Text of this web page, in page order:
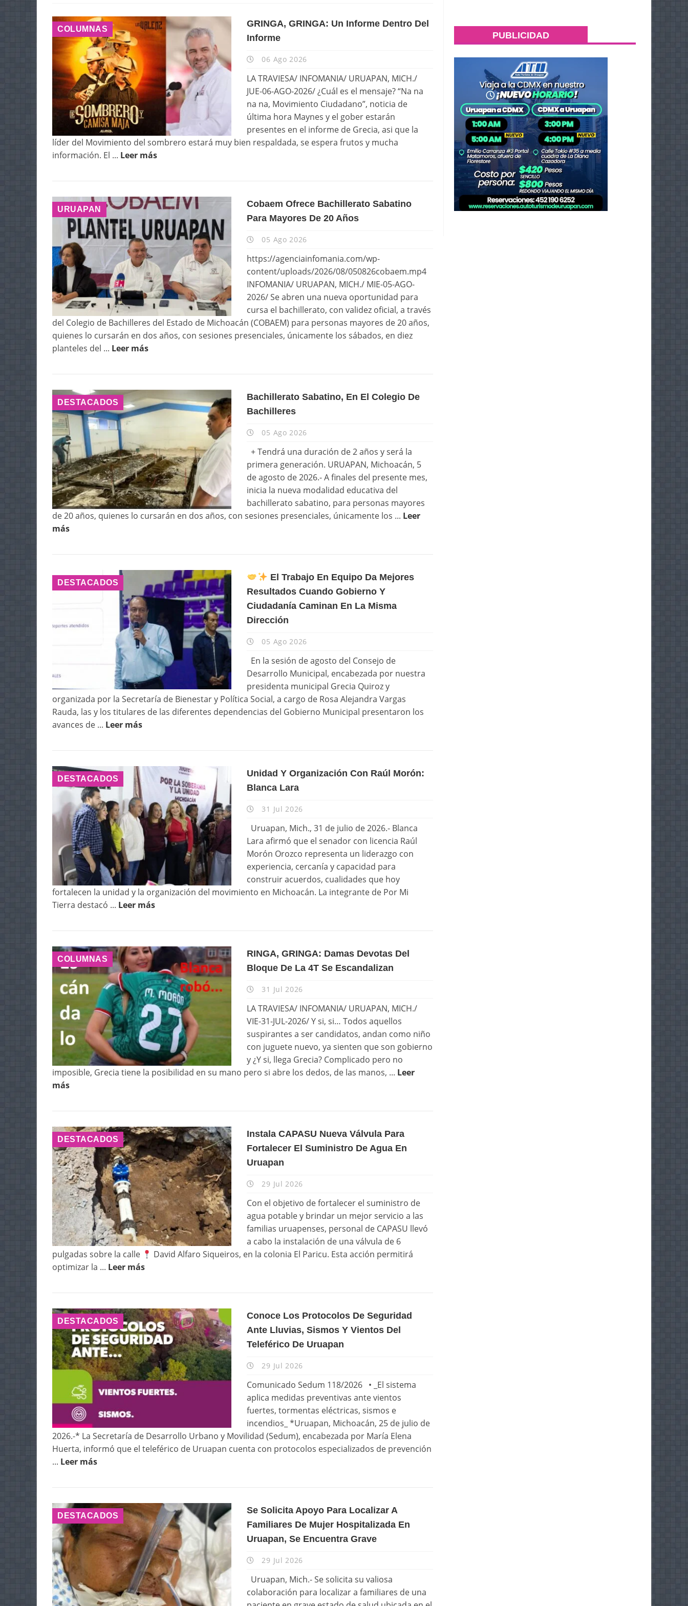
COLUMNAS
GRINGA, GRINGA: Un Informe Dentro Del
Informe
06 Ago 2026
LA TRAVIESA/ INFOMANIA/ URUAPAN, MICH./
JUE-06-AGO-2026/ ¿Cuál es el mensaje? “Na na
na na, Movimiento Ciudadano”, noticia de
última hora Maynes y el gober estarán
presentes en el informe de Grecia, asi que la
líder del Movimiento del sombrero estará muy bien respaldada, se espera frutos y mucha
información. El ... Leer más
URUAPAN
Cobaem Ofrece Bachillerato Sabatino
Para Mayores De 20 Años
05 Ago 2026
https://agenciainfomania.com/wp-
content/uploads/2026/08/050826cobaem.mp4
INFOMANIA/ URUAPAN, MICH./ MIE-05-AGO-
2026/ Se abren una nueva oportunidad para
cursa el bachillerato, con validez oficial, a través
del Colegio de Bachilleres del Estado de Michoacán (COBAEM) para personas mayores de 20 años,
quienes lo cursarán en dos años, con sesiones presenciales, únicamente los sábados, en diez
planteles del ... Leer más
DESTACADOS
Bachillerato Sabatino, En El Colegio De
Bachilleres
05 Ago 2026
+ Tendrá una duración de 2 años y será la
primera generación. URUAPAN, Michoacán, 5
de agosto de 2026.- A finales del presente mes,
inicia la nueva modalidad educativa del
bachillerato sabatino, para personas mayores
de 20 años, quienes lo cursarán en dos años, con sesiones presenciales, únicamente los ... Leer
más
DESTACADOS
El Trabajo En Equipo Da Mejores
Resultados Cuando Gobierno Y
Ciudadanía Caminan En La Misma
Dirección
05 Ago 2026
En la sesión de agosto del Consejo de
Desarrollo Municipal, encabezada por nuestra
presidenta municipal Grecia Quiroz y
organizada por la Secretaría de Bienestar y Política Social, a cargo de Rosa Alejandra Vargas
Rauda, las y los titulares de las diferentes dependencias del Gobierno Municipal presentaron los
avances de ... Leer más
DESTACADOS
Unidad Y Organización Con Raúl Morón:
Blanca Lara
31 Jul 2026
Uruapan, Mich., 31 de julio de 2026.- Blanca
Lara afirmó que el senador con licencia Raúl
Morón Orozco representa un liderazgo con
experiencia, cercanía y capacidad para
construir acuerdos, cualidades que hoy
fortalecen la unidad y la organización del movimiento en Michoacán. La integrante de Por Mi
Tierra destacó ... Leer más
COLUMNAS
RINGA, GRINGA: Damas Devotas Del
Bloque De La 4T Se Escandalizan
31 Jul 2026
LA TRAVIESA/ INFOMANIA/ URUAPAN, MICH./
VIE-31-JUL-2026/ Y si, si… Todos aquellos
suspirantes a ser candidatos, andan como niño
con juguete nuevo, ya sienten que son gobierno
y ¿Y si, llega Grecia? Complicado pero no
imposible, Grecia tiene la posibilidad en su mano pero si abre los dedos, de las manos, ... Leer
más
DESTACADOS
Instala CAPASU Nueva Válvula Para
Fortalecer El Suministro De Agua En
Uruapan
29 Jul 2026
Con el objetivo de fortalecer el suministro de
agua potable y brindar un mejor servicio a las
familias uruapenses, personal de CAPASU llevó
a cabo la instalación de una válvula de 6
pulgadas sobre la calle
David Alfaro Siqueiros, en la colonia El Paricu. Esta acción permitirá
optimizar la ... Leer más
DESTACADOS
Conoce Los Protocolos De Seguridad
Ante Lluvias, Sismos Y Vientos Del
Teleférico De Uruapan
29 Jul 2026
Comunicado Sedum 118/2026 • _El sistema
aplica medidas preventivas ante vientos
fuertes, tormentas eléctricas, sismos e
incendios_ *Uruapan, Michoacán, 25 de julio de
2026.-* La Secretaría de Desarrollo Urbano y Movilidad (Sedum), encabezada por María Elena
Huerta, informó que el teleférico de Uruapan cuenta con protocolos especializados de prevención
... Leer más
DESTACADOS
Se Solicita Apoyo Para Localizar A
Familiares De Mujer Hospitalizada En
Uruapan, Se Encuentra Grave
29 Jul 2026
Uruapan, Mich.- Se solicita su valiosa
colaboración para localizar a familiares de una
PUBLICIDAD